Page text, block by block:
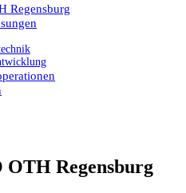
Regensburg
OTH Regensburg